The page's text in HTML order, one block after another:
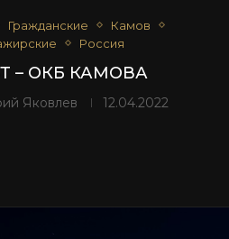
Гражданские
Камов
Россия
– ОКБ КАМОВА
Яковлев 12.04.2022